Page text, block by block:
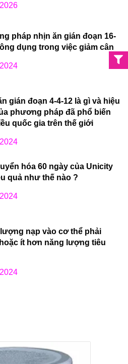
pháp nhịn ăn gián đoạn 16-
dụng trong việc giảm cân
gián đoạn 4-4-12 là gì và hiệu
phương pháp đã phổ biến
quốc gia trên thế giới
hóa 60 ngày của Unicity
quả như thế nào ?
lượng nạp vào cơ thể phải
ít hơn năng lượng tiêu